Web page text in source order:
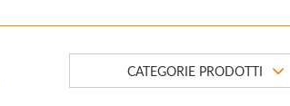
CATEGORIE PRODOTTI